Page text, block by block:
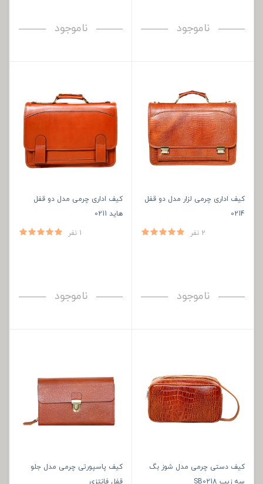
ناموجود ناموجود
کیف اداری چرمی لزار مدل دو قفل
0214
2 نفر
ناموجود
کیف اداری چرمی مدل دو قفل
هاید 0211
1 نفر
ناموجود
کیف دستی چرمی مدل شوز بگ
سه زیپ SB0218
کیف پاسپورتی چرمی مدل جلو
قفل فانتزی